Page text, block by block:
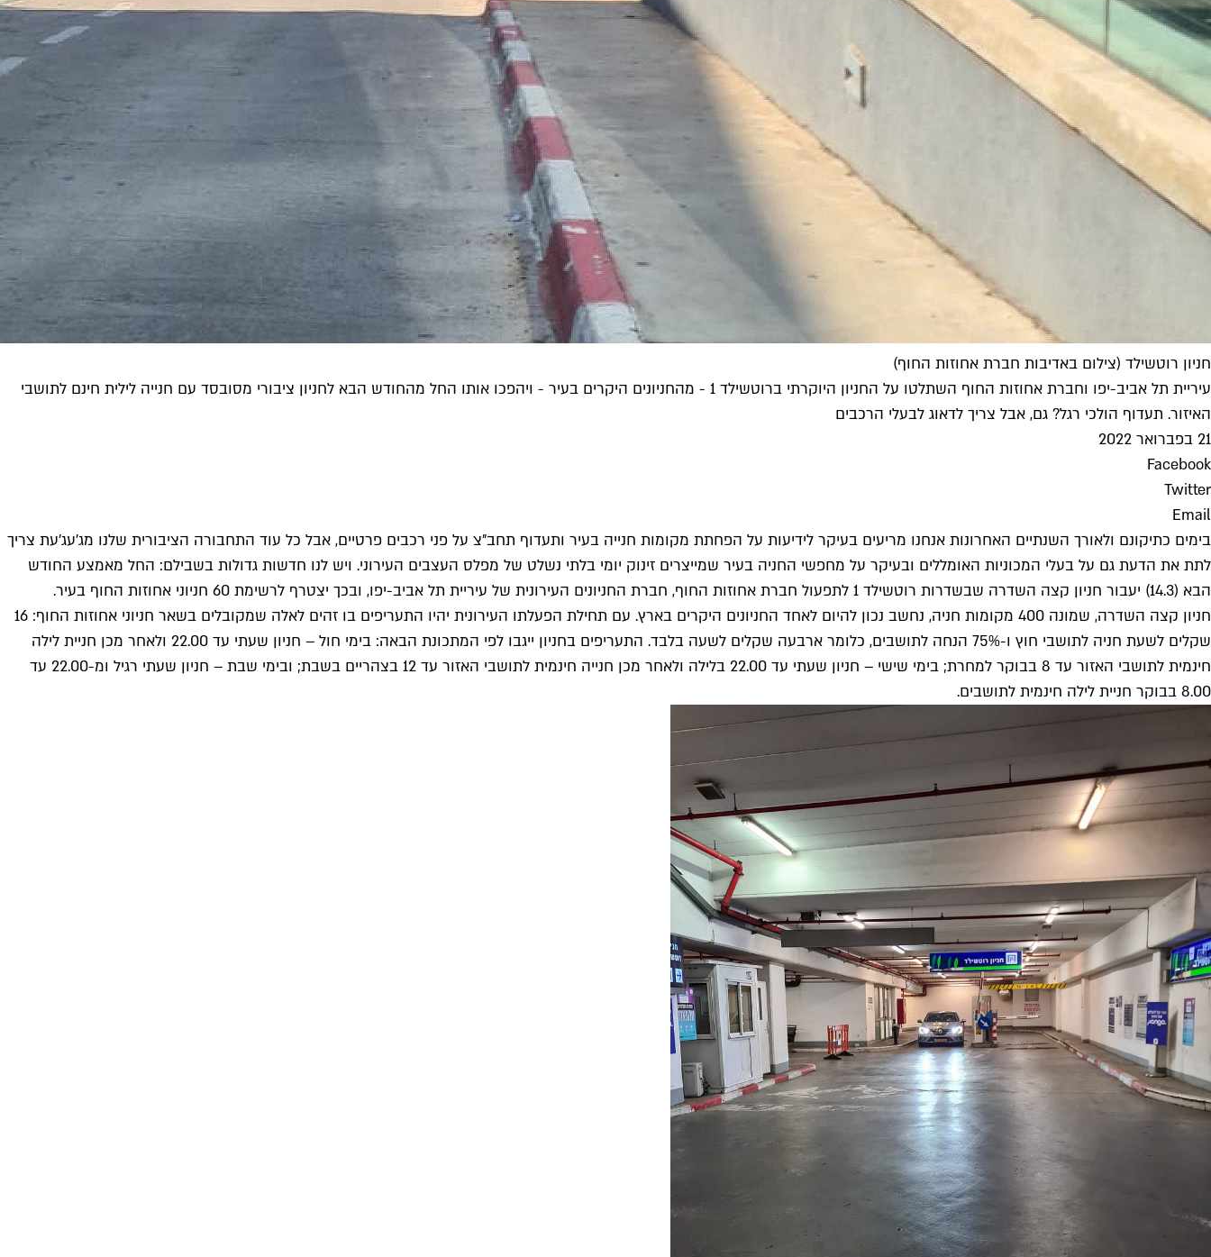
חניון רוטשילד (צילום באדיבות חברת אחוזות החוף)
עיריית תל אביב-יפו וחברת אחוזות החוף השתלטו על החניון היוקרתי ברוטשילד 1 - מהחניונים היקרים בעיר - ויהפכו אותו החל מהחודש הבא לחניון ציבורי מסובסד עם חנייה לילית חינם לתושבי
האיזור. תעדוף הולכי רגל? גם, אבל צריך לדאוג לבעלי הרכבים
21 בפברואר 2022
Facebook
Twitter
Email
בימים כתיקונם ולאורך השנתיים האחרונות אנחנו מריעים בעיקר לידיעות על הפחתת מקומות חנייה בעיר ותעדוף תחב"צ על פני רכבים פרטיים, אבל כל עוד התחבורה הציבורית שלנו מג'עג'עת צריך
לתת את הדעת גם על בעלי המכוניות האומללים ובעיקר על מחפשי החניה בעיר שמייצרים זינוק יומי בלתי נשלט של מפלס העצבים העירוני. ויש לנו חדשות גדולות בשבילם: החל מאמצע החודש
הבא (14.3) יעבור חניון קצה השדרה שבשדרות רוטשילד 1 לתפעול חברת אחוזות החוף, חברת החניונים העירונית של עיריית תל אביב-יפו, ובכך יצטרף לרשימת 60 חניוני אחוזות החוף בעיר.
חניון קצה השדרה, שמונה 400 מקומות חניה, נחשב נכון להיום לאחד החניונים היקרים בארץ. עם תחילת הפעלתו העירונית יהיו התעריפים בו זהים לאלה שמקובלים בשאר חניוני אחוזות החוף: 16
שקלים לשעת חניה לתושבי חוץ ו-75% הנחה לתושבים, כלומר ארבעה שקלים לשעה בלבד. התעריפים בחניון ייגבו לפי המתכונת הבאה: בימי חול – חניון שעתי עד 22.00 ולאחר מכן חניית לילה
חינמית לתושבי האזור עד 8 בבוקר למחרת; בימי שישי – חניון שעתי עד 22.00 בלילה ולאחר מכן חנייה חינמית לתושבי האזור עד 12 בצהריים בשבת; ובימי שבת – חניון שעתי רגיל ומ-22.00 עד
8.00 בבוקר חניית לילה חינמית לתושבים.